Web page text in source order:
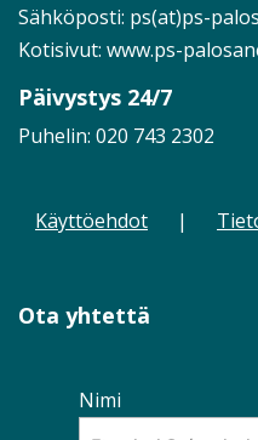
Sähköposti: ps(at)ps-
Kotisivut: www.ps-
Päivystys 24/7
Puhelin: 020 743 2302
Käyttöehdot |
Ota yhtettä
Nimi